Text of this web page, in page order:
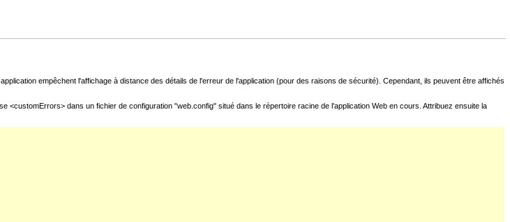
empêchent l'affichage à distance des détails de l'erreur de l'application (pour des raisons de sécurité). Cependant, ils peuvent être affichés
dans un fichier de configuration "web.config" situé dans le répertoire racine de l'application Web en cours. Attribuez ensuite la